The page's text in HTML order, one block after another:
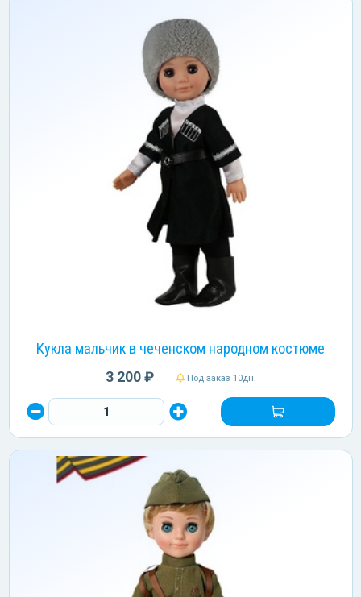
Кукла мальчик в чеченском народном костюме
3 200 ₽ Под заказ 10дн.